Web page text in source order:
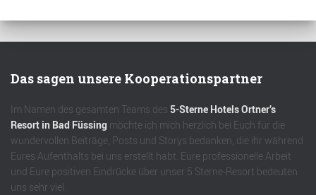
Das sagen unsere Kooperationspartner
Im Namen des gesamten Teams des 5-Sterne Hotels Ortner’s
Resort in Bad Füssing möchte ich mich herzlich bei Euch für die
wundervollen Beiträge, Posts und Storys bedanken, die ihr während
Eures Aufenthalts bei uns erstellt habt. Eure professionelle Arbeit
und Eure positiven Eindrücke über unser 5 Sterne-Resort bedeuten
uns sehr viel.